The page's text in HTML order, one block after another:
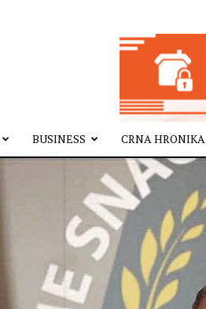
BUSINESS CRNA HRONIKA